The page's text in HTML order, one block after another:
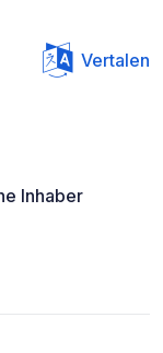
Vertalen
Inhaber